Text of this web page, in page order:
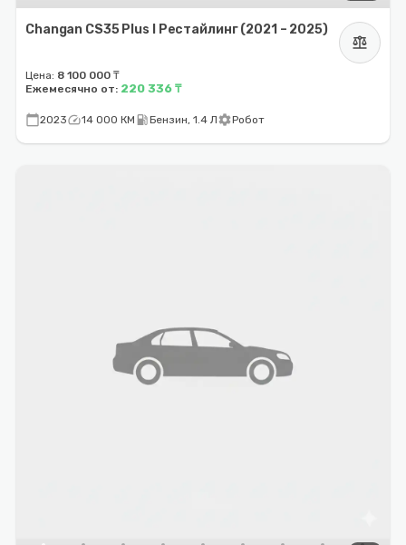
Changan CS35 Plus I Рестайлинг (2021 – 2025)
balance
Цена: 8 100 000 ₸
Ежемесячно от: 220 336 ₸
calendar_today2023speed14 000 КМ local_gas_stationБензин, 1.4 ЛsettingsРобот